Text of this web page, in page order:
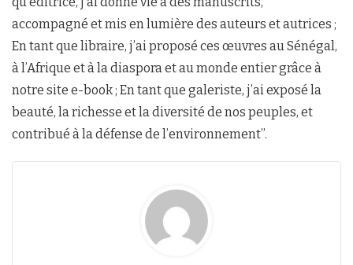
accompagné et mis en lumière des auteurs et autrices ;
En tant que libraire, j’ai proposé ces œuvres au Sénégal,
à l’Afrique et à la diaspora et au monde entier grâce à
notre site e-book ; En tant que galeriste, j’ai exposé la
beauté, la richesse et la diversité de nos peuples, et
contribué à la défense de l’environnement’’.